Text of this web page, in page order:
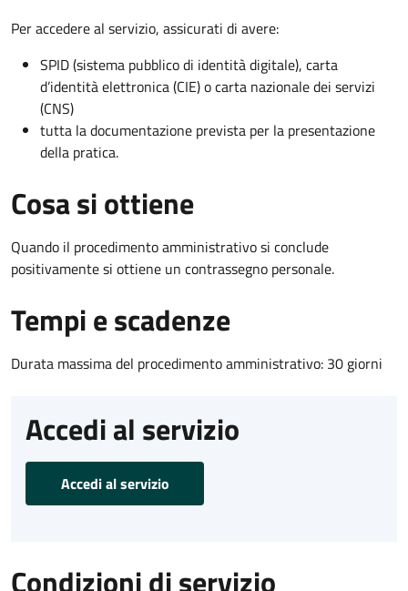
Per accedere al servizio, assicurati di avere:
SPID (sistema pubblico di identità digitale), carta
d’identità elettronica (CIE) o carta nazionale dei servizi
(CNS)
tutta la documentazione prevista per la presentazione
della pratica.
Cosa si ottiene
Quando il procedimento amministrativo si conclude
positivamente si ottiene un contrassegno personale.
Tempi e scadenze
Durata massima del procedimento amministrativo: 30 giorni
Accedi al servizio
Accedi al servizio
Condizioni di servizio